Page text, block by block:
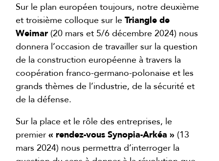
Sur le plan européen toujours, notre deuxième
et troisième colloque sur le Triangle de
Weimar(20 mars et 5/6 décembre 2024) nous
donnera l’occasion de travailler sur la question
de la construction européenne à travers la
coopération franco-germano-polonaise et les
grands thèmes de l’industrie, de la sécurité et
de la défense.
Sur la place et le rôle des entreprises, le
premier « rendez-vous Synopia-Arkéa » (13
mars 2024) nous permettra d’interroger la